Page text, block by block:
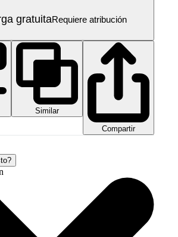
gratuitaRequiere atribución
Similar
Compartir